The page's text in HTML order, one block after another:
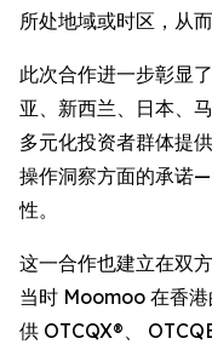
所处地域或时区，从
此次合作进一步彰显
亚、新西兰、日本、
多元化投资者群体提
操作洞察方面的承诺
性。
这一合作也建立在双
当时 Moomoo 在香
供 OTCQX®、